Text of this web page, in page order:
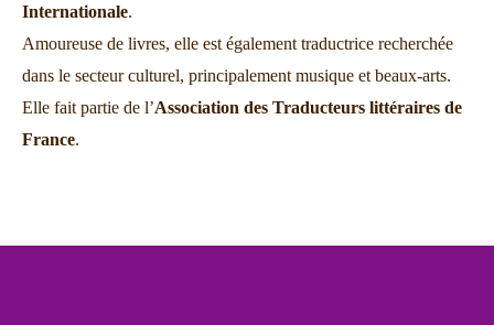
Internationale.
Amoureuse de livres, elle est également traductrice recherchée
dans le secteur culturel, principalement musique et beaux-arts.
Elle fait partie de l’Association des Traducteurs littéraires de
France.